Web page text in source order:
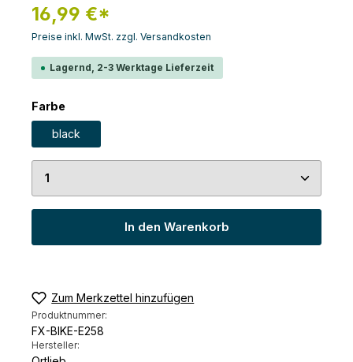
16,99 €*
Preise inkl. MwSt. zzgl. Versandkosten
Lagernd, 2-3 Werktage Lieferzeit
Farbeauswählen
black
Produkt Anzahl: Gib den gewünschten Wert
In den Warenkorb
Zum Merkzettel hinzufügen
Produktnummer:
FX-BIKE-E258
Hersteller: